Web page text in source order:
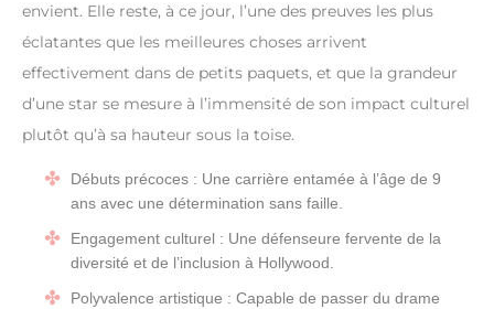
envient. Elle reste, à ce jour, l’une des preuves les plus
éclatantes que les meilleures choses arrivent
effectivement dans de petits paquets, et que la grandeur
d’une star se mesure à l’immensité de son impact culturel
plutôt qu’à sa hauteur sous la toise.
Débuts précoces : Une carrière entamée à l’âge de 9
ans avec une détermination sans faille.
Engagement culturel : Une défenseure fervente de la
diversité et de l’inclusion à Hollywood.
Polyvalence artistique : Capable de passer du drame